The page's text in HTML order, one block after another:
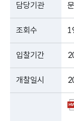
담당기관
조회수
입찰기간
개찰일시